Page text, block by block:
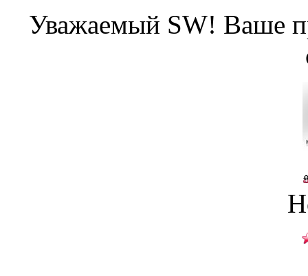
Уважаемый SW! Ваше